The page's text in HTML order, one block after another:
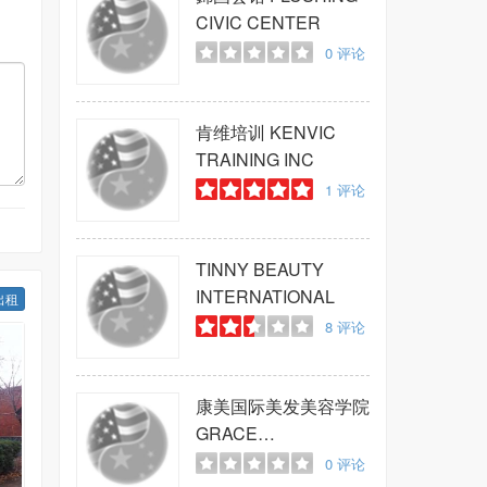
租
CIVIC CENTER
0 评论
肯维培训 KENVIC
TRAINING INC
1 评论
TINNY BEAUTY
INTERNATIONAL
8 评论
康美国际美发美容学院
GRACE
INTERNATIONAL
0 评论